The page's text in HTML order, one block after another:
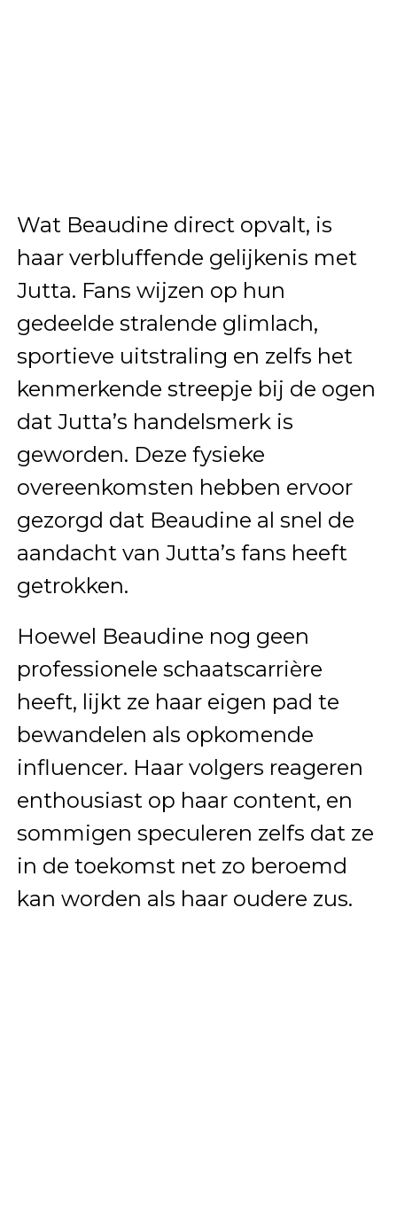
Wat Beaudine direct opvalt, is
haar verbluffende gelijkenis met
Jutta. Fans wijzen op hun
gedeelde stralende glimlach,
sportieve uitstraling en zelfs het
kenmerkende streepje bij de ogen
dat Jutta’s handelsmerk is
geworden. Deze fysieke
overeenkomsten hebben ervoor
gezorgd dat Beaudine al snel de
aandacht van Jutta’s fans heeft
getrokken.
Hoewel Beaudine nog geen
professionele schaatscarrière
heeft, lijkt ze haar eigen pad te
bewandelen als opkomende
influencer. Haar volgers reageren
enthousiast op haar content, en
sommigen speculeren zelfs dat ze
in de toekomst net zo beroemd
kan worden als haar oudere zus.